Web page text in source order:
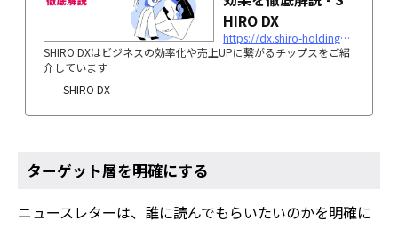
HIRO DX
https://dx.shiro-holdings.co.jp/p2828/
SHIRO DXはビジネスの効率化や売上UPに繋がるチップスをご紹
介しています
SHIRO DX
ターゲット層を明確にする
ニュースレターは、誰に読んでもらいたいのかを明確に